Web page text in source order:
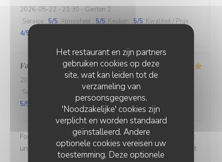
Het restaurant en zijn partners
gebruiken cookies op deze
site, wat kan leiden tot de
verzameling van
persoonsgegevens.
'Noodzakelijke' cookies zijn
verplicht en worden standaard
geïnstalleerd. Andere
optionele cookies vereisen uw
toestemming. Deze optionele
2026-05-22 - 21:30 - Gasten 2
Service : 5/5 Atmosfeer : 5/5 Keuken : 5/5 Kwaliteit / Prijs :
4/5
Fabienne P
2026-05-12
- 12:30 - Gasten 2
Service
Atmosfeer:5/5 Keuken : 5 /5
5/5
Formule du midi d'un excellent rapport qualité prix, avec
un service sympathique dans un lieu qui l'est tout autant.